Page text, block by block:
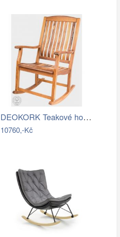
DEOKORK Teakové houpací křeslo CLAUDIO
10760,-Kč